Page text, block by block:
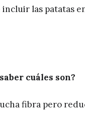
incluir las patatas
cuáles son?
fibra pero